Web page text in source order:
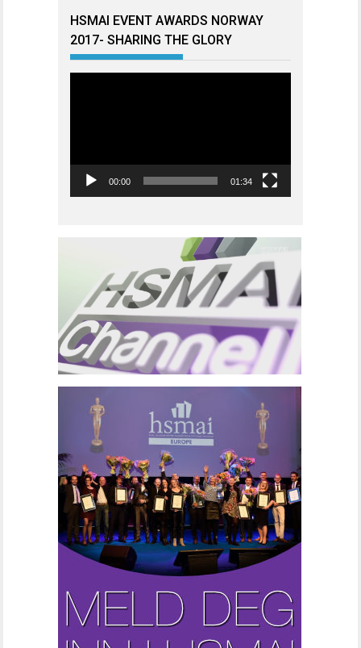
HSMAI EVENT AWARDS NORWAY
2017- SHARING THE GLORY
00:00 01:34